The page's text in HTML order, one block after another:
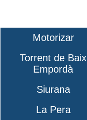
Motorizar
Torrent de Baix
Empordà
Siurana
La Pera